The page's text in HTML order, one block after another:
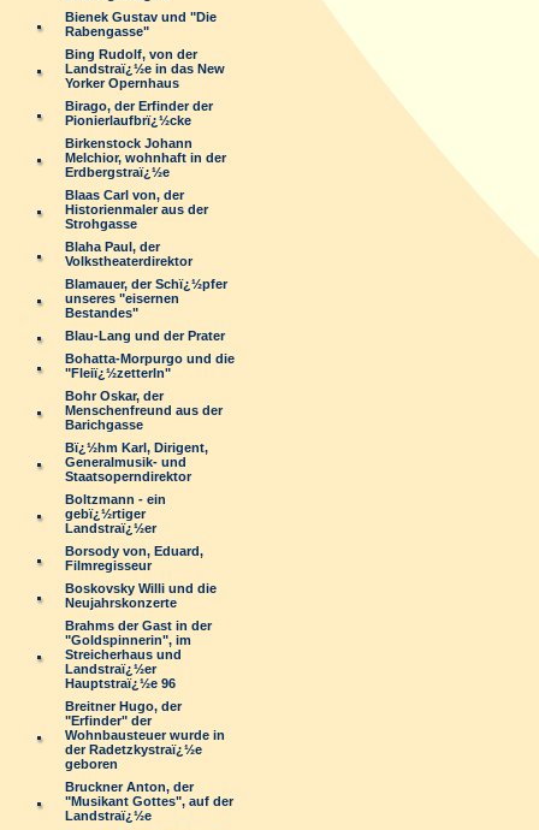
Bienek Gustav und "Die
Rabengasse"
Bing Rudolf, von der
Landstraï¿½e in das New
Yorker Opernhaus
Birago, der Erfinder der
Pionierlaufbrï¿½cke
Birkenstock Johann
Melchior, wohnhaft in der
Erdbergstraï¿½e
Blaas Carl von, der
Historienmaler aus der
Strohgasse
Blaha Paul, der
Volkstheaterdirektor
Blamauer, der Schï¿½pfer
unseres "eisernen
Bestandes"
Blau-Lang und der Prater
Bohatta-Morpurgo und die
"Fleiï¿½zetterln"
Bohr Oskar, der
Menschenfreund aus der
Barichgasse
Bï¿½hm Karl, Dirigent,
Generalmusik- und
Staatsoperndirektor
Boltzmann - ein
gebï¿½rtiger
Landstraï¿½er
Borsody von, Eduard,
Filmregisseur
Boskovsky Willi und die
Neujahrskonzerte
Brahms der Gast in der
"Goldspinnerin", im
Streicherhaus und
Landstraï¿½er
Hauptstraï¿½e 96
Breitner Hugo, der
"Erfinder" der
Wohnbausteuer wurde in
der Radetzkystraï¿½e
geboren
Bruckner Anton, der
"Musikant Gottes", auf der
Landstraï¿½e